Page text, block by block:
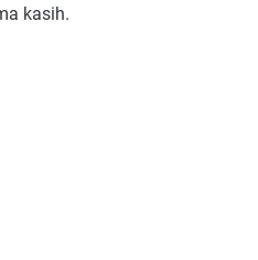
kasih.